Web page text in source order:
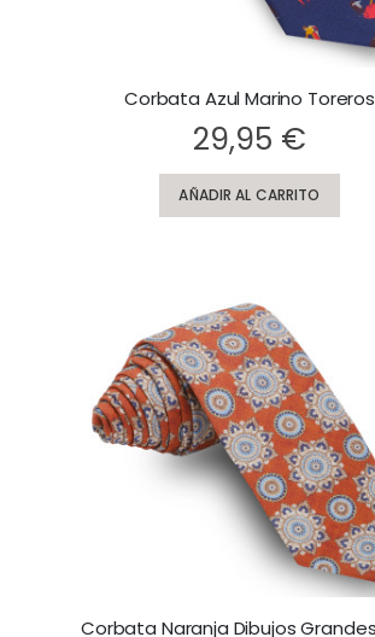
Corbata Azul Marino Toreros
29,95 €
AÑADIR AL CARRITO